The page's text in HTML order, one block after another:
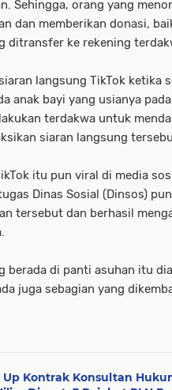
Sehingga, orang yang
dan memberikan donasi,
ditransfer ke rekening
langsung TikTok ketika
anak bayi yang usianya
terdakwa untuk
siaran langsung
itu pun viral di media
Dinas Sosial (Dinsos)
tersebut dan berhasil
berada di panti asuhan itu
juga sebagian yang
Kontrak Konsultan